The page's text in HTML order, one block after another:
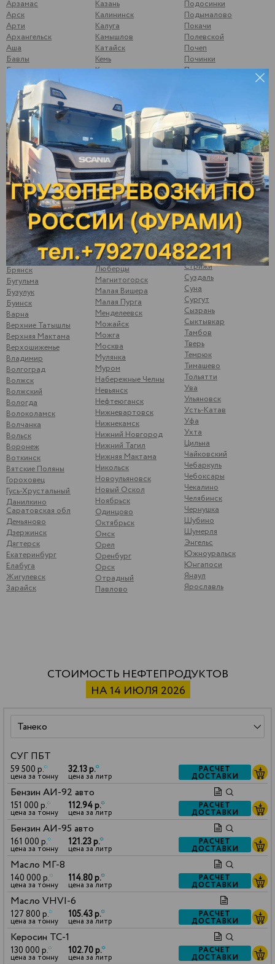
Арзамас
Арск
Арти
Архангельск
Аша
Бавлы
Бакуры
Балаково
Балахна
Балезино
Балтаси
Батайск
Батово
Бахтеевка Ульяновская
обл
Бобылевка
Саратовская обл
Богатое Самарская
обл
Боковой Майдан
Болгары
Большой Солтан
Бор, Нижегородская
обл
Брыковка
Брянск
Бугульма
Бузулук
Буинск
Варна
Верхние Татышлы
Верхняя Мактама
Верхошижемье
Владимир
Волгоград
Волжск
Волжский
Вологда
Волоколамск
Волчанка
Вольск
Воронеж
Воткинск
Вятские Поляны
Гороховец
Гусь-Хрустальный
Данилкино
Саратовская обл
Демьяново
Дзержинск
Дягтерск
Екатеринбург
Елабуга
Жигулевск
Зарайск
Казань
Калининск
Калуга
Камышлов
Катайск
Кемь
Киржач
Кирово-Чепецк
Ковров
Королев
Кострома
Котлас
Котово
Кошки
Красноуфимск
Красноярск
Кстово
Курган
Курск
Кушумский Ершов
Ликино-Дулёво
Липецк
Лыткарино
Люберцы
Магнитогорск
Малая Вишера
Малая Пурга
Менделеевск
Можайск
Можга
Москва
Мулянка
Муром
Набережные Челны
Невьянск
Нефтеюганск
Нижневартовск
Нижнекамск
Нижний Новгород
Нижний Тагил
Нижняя Мактама
Никольск
Новоульяновск
Новый Оскол
Ноябрьск
Одинцово
Октябрьск
Омск
Орел
Оренбург
Орск
Отрадный
Павлово
Подосинки
Подымалово
Покачи
Полевской
Почеп
Починки
Псков
Рыбная Слобода
Рязань
Самара
Санкт-Петербург
Саранск
Сарапул
Саратов
Свердлово, Тоцкий р-
он
Сегежа
Сергиев-Посад
Смоленск
Соликамск
Старый Оскол
Стрижи
Суздаль
Суна
Сургут
Сызрань
Сыктывкар
Тамбов
Тверь
Темрюк
Тимашево
Тольятти
Ува
Ульяновск
Усть-Катав
Уфа
Ухта
Цильна
Чайковский
Чебаркуль
Чебоксары
Чекалино
Челябинск
Чернушка
Шубино
Шумерля
Энгельс
Южноуральск
Юнгапоси
Янаул
Ярославль
СТОИМОСТЬ НЕФТЕПРОДУКТОВ
НА 14 ИЮЛЯ 2026
СУГ ПБТ
59 500 р.*
цена за тонну
32.13 р.*
цена за литр
РАСЧЕТ
ДОСТАВКИ
Бензин АИ-92 авто
151 000 р.*
цена за тонну
112.94 р.*
цена за литр
РАСЧЕТ
ДОСТАВКИ
Бензин АИ-95 авто
161 000 р.*
цена за тонну
121.23 р.*
цена за литр
РАСЧЕТ
ДОСТАВКИ
Масло МГ-8
140 000 р.*
цена за тонну
114.80 р.*
цена за литр
РАСЧЕТ
ДОСТАВКИ
Масло VHVI-6
127 800 р.*
цена за тонну
105.43 р.*
цена за литр
РАСЧЕТ
ДОСТАВКИ
Керосин ТС-1
130 000 р.*
цена за тонну
102.70 р.*
цена за литр
РАСЧЕТ
ДОСТАВКИ